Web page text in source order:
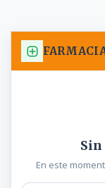
En este